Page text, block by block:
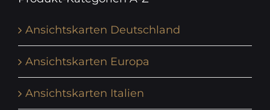
Ansichtskarten Deutschland
Ansichtskarten Europa
Ansichtskarten Italien